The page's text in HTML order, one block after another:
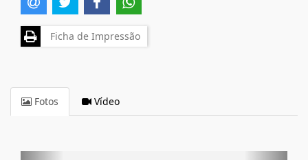
Ficha de Impressão
Fotos Vídeo